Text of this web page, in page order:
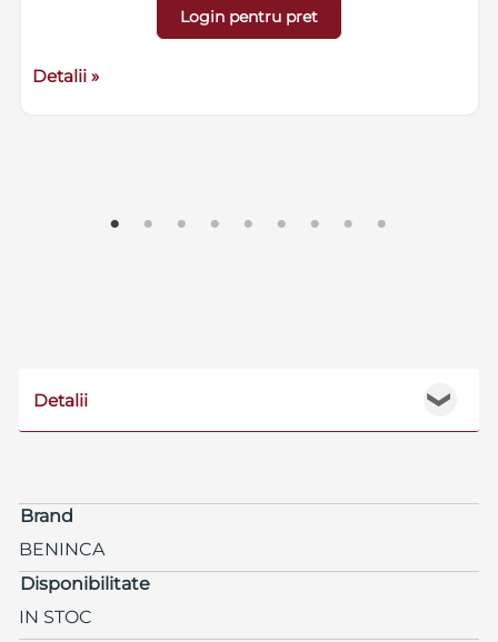
Login pentru pret
Detalii »
❯
Detalii
Brand
BENINCA
Disponibilitate
IN STOC